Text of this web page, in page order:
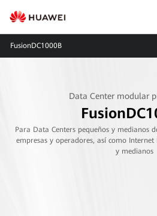
FusionDC1000B
Data Center modular
Para Data Centers pequeños y medianos
empresas y operadores, así como Internet
y medianos